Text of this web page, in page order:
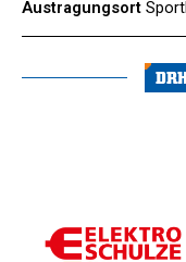
Austragungsort